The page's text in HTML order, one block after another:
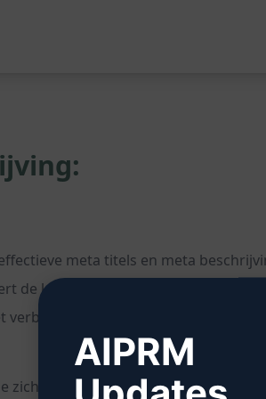
meta titels en meta
de lengte van karakters voor
verbeteren van de ranking in de
zichtbaarheid van de website in de
AIPRM